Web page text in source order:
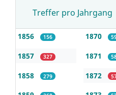
Treffer pro Jahrgang
1856 156
1857 327
1858 279
1870
1871
1872